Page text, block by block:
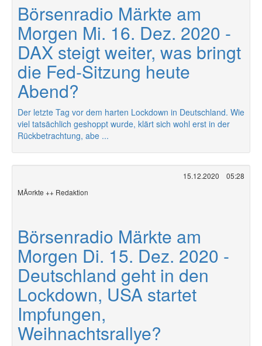
Börsenradio Märkte am
Morgen Mi. 16. Dez. 2020 -
DAX steigt weiter, was bringt
die Fed-Sitzung heute
Abend?
Der letzte Tag vor dem harten Lockdown in Deutschland. Wie
viel tatsächlich geshoppt wurde, klärt sich wohl erst in der
Rückbetrachtung, abe ...
15.12.2020
05:28
MÃ¤rkte ++ Redaktion
Börsenradio Märkte am
Morgen Di. 15. Dez. 2020 -
Deutschland geht in den
Lockdown, USA startet
Impfungen,
Weihnachtsrallye?